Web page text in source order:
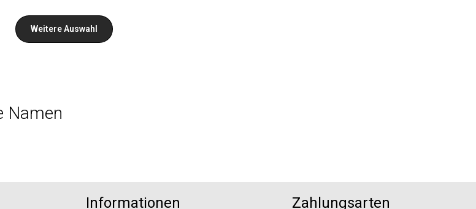
den gewünschten Wert ein oder benutze die Schaltflächen um die
Produkt Anzahl: Gib den gewünschten Wert ein oder
Weitere Auswahl
Namen
Informationen Zahlungsarten